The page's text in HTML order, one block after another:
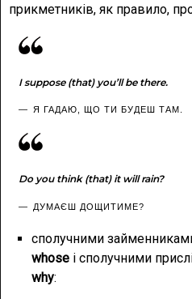
прикметників, як правило,
I suppose (that) you’ll be there.
Я ГАДАЮ, ЩО ТИ БУДЕШ ТАМ.
Do you think (that) it will rain?
ДУМАЄШ ДОЩИТИМЕ?
сполучними
whose і сполучними
why: